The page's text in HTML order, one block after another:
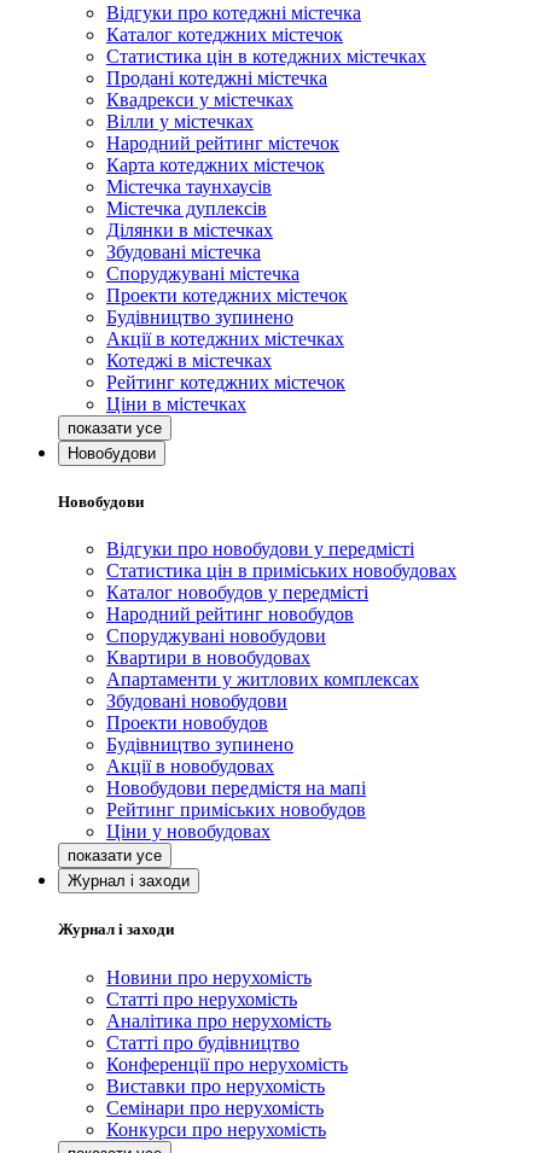
Відгуки про котеджні містечка
Каталог котеджних містечок
Статистика цін в котеджних містечках
Продані котеджні містечка
Квадрекси у містечках
Вілли у містечках
Народний рейтинг містечок
Карта котеджних містечок
Містечка таунхаусів
Містечка дуплексів
Ділянки в містечках
Збудовані містечка
Споруджувані містечка
Проекти котеджних містечок
Будівництво зупинено
Акції в котеджних містечках
Котеджі в містечках
Рейтинг котеджних містечок
Ціни в містечках
Новобудови
Новобудови
Відгуки про новобудови у передмісті
Статистика цін в приміських новобудовах
Каталог новобудов у передмісті
Народний рейтинг новобудов
Споруджувані новобудови
Квартири в новобудовах
Апартаменти у житлових комплексах
Збудовані новобудови
Проекти новобудов
Будівництво зупинено
Акції в новобудовах
Новобудови передмістя на мапі
Рейтинг приміських новобудов
Ціни у новобудовах
Журнал і заходи
Журнал і заходи
Новини про нерухомість
Статті про нерухомість
Аналітика про нерухомість
Статті про будівництво
Конференції про нерухомість
Виставки про нерухомість
Семінари про нерухомість
Конкурси про нерухомість